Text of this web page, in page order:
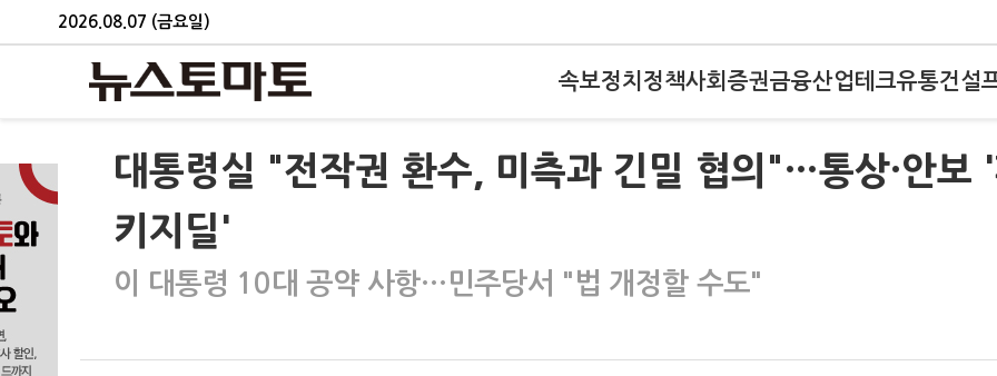
2026.08.07 (금요일)
속보정치 정책사회 증권금융산업테크유통건설
대통령실 "전작권 환수, 미측과 긴밀 협의"…통상·안보
키지딜'
이 대통령 10대 공약 사항…민주당서 "법 개정할 수도"